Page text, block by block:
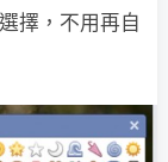
擇，不用再自